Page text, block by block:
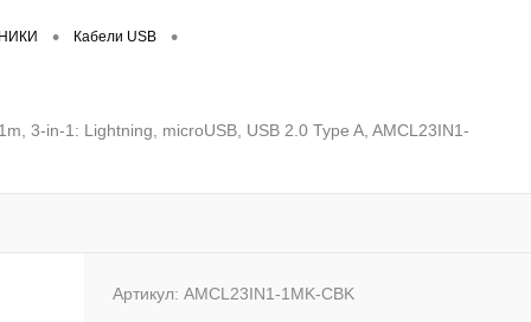
• Кабели USB •
3-in-1: Lightning, microUSB, USB 2.0 Type A, AMCL23IN1-
Артикул: AMCL23IN1-1MK-CBK